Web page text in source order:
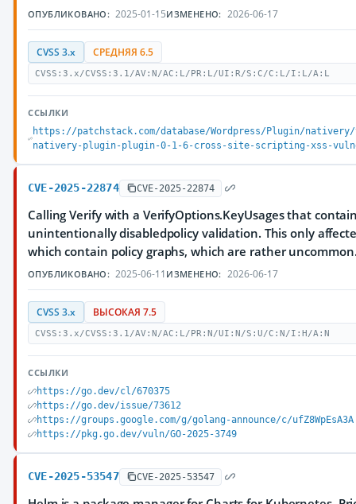
ОПУБЛИКОВАНО: 2025-01-15ИЗМЕНЕНО: 2026-06-17
CVSS 3.x СРЕДНЯЯ 6.5
CVSS:3.x/CVSS:3.1/AV:N/AC:L/PR:L/UI:R/S:C/C:L/I:L/A:L
ССЫЛКИ
https://patchstack.com/database/Wordpress/Plugin/
nativery-plugin-plugin-0-1-6-cross-site-scripting-xss-
CVE-2025-22874 CVE-2025-22874
Calling Verify with a VerifyOptions.KeyUsages that
unintentionally disabledpolicy validation. This only
which contain policy graphs, which are rather
ОПУБЛИКОВАНО: 2025-06-11 ИЗМЕНЕНО: 2026-06-17
CVSS 3.x ВЫСОКАЯ 7.5
CVSS:3.x/CVSS:3.1/AV:N/AC:L/PR:N/UI:N/S:U/C:N/I:H/A:N
ССЫЛКИ
https://go.dev/cl/670375
https://go.dev/issue/73612
https://groups.google.com/g/golang-announce/c/ufZ8WpEsA3A
https://pkg.go.dev/vuln/GO-2025-3749
CVE-2025-53547 CVE-2025-53547